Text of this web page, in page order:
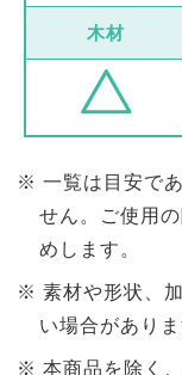
木材
一覧は目安で
せん。ご使用
めします。
素材や形状、
い場合がありま
本商品を除く